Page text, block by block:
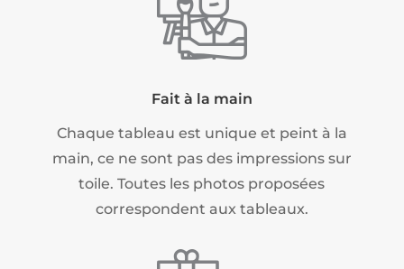
Fait à la main
Chaque tableau est unique et peint à la
main, ce ne sont pas des impressions sur
toile. Toutes les photos proposées
correspondent aux tableaux.